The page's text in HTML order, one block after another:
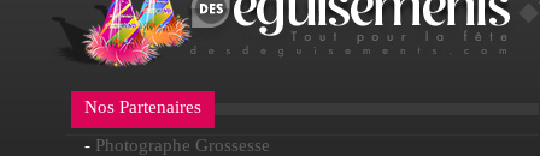
Nos Partenaires
- Photographe Grossesse